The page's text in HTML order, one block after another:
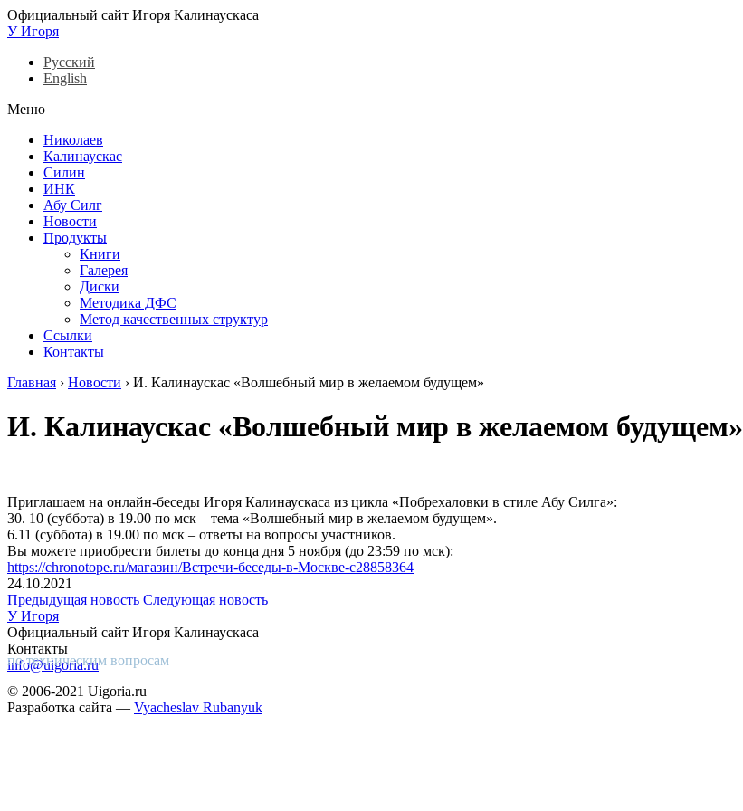
Официальный сайт Игоря Калинаускаса
У Игоря
Русский
English
Меню
Николаев
Калинаускас
Силин
ИНК
Абу Силг
Новости
Продукты
Книги
Галерея
Диски
Методика ДФС
Метод качественных структур
Ссылки
Контакты
Главная › Новости › И. Калинаускас «Волшебный мир в желаемом будущем»
И. Калинаускас «Волшебный мир в желаемом будущем»
Приглашаем на онлайн-беседы Игоря Калинаускаса из цикла «Побрехаловки в стиле Абу Силга»:
30. 10 (суббота) в 19.00 по мск – тема «Волшебный мир в желаемом будущем».
6.11 (суббота) в 19.00 по мск – ответы на вопросы участников.
Вы можете приобрести билеты до конца дня 5 ноября (до 23:59 по мск):
https://chronotope.ru/магазин/Встречи-беседы-в-Москве-c28858364
24.10.2021
Предыдущая новость Следующая новость
У Игоря
Официальный сайт Игоря Калинаускаса
Контакты
info@uigoria.ru
по техническим вопросам
© 2006-2021 Uigoria.ru
Разработка сайта — Vyacheslav Rubanyuk